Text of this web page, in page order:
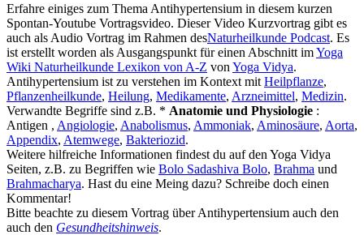
Erfahre einiges zum Thema Antihypertensium in diesem kurzen
Spontan-Youtube Vortragsvideo. Dieser Video Kurzvortrag gibt es
auch als Audio Vortrag im Rahmen desNaturheilkunde Podcast. Es
ist erstellt worden als Ausgangspunkt für einen Abschnitt imYoga
Wiki Naturheilkunde Lexikon von A-Z von Yoga Vidya.
Antihypertensium ist zu verstehen im Kontext mit Heilpflanze,
Pflanzenheilkunde, Heilung, Medikamente, Arzneimittel, Medizin.
Verwandte Begriffe sind z.B. * Anatomie und Physiologie :
Antigen , Angiologie, Anabolismus, Ammoniak, Aminosäure, Aorta,
Appendix, Atemwege, Bakteriozid.
Weitere hilfreiche Informationen findest du auf den Yoga Vidya
Seiten, z.B. zu Begriffen wie Bolo Sadashiva Bolo, Brahma und
Brahmacharya. Hast du eine Meing dazu? Schreibe doch einen
Kommentar!
Bitte beachte zu diesem Vortrag über Antihypertensium auch den
auch den Gesundheitshinweis.